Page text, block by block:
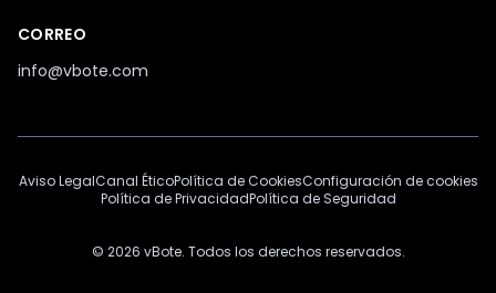
CORREO
info@vbote.com
Aviso LegalCanal ÉticoPolítica de CookiesConfiguración de cookies
Política de PrivacidadPolítica de Seguridad
© 2026 vBote. Todos los derechos reservados.